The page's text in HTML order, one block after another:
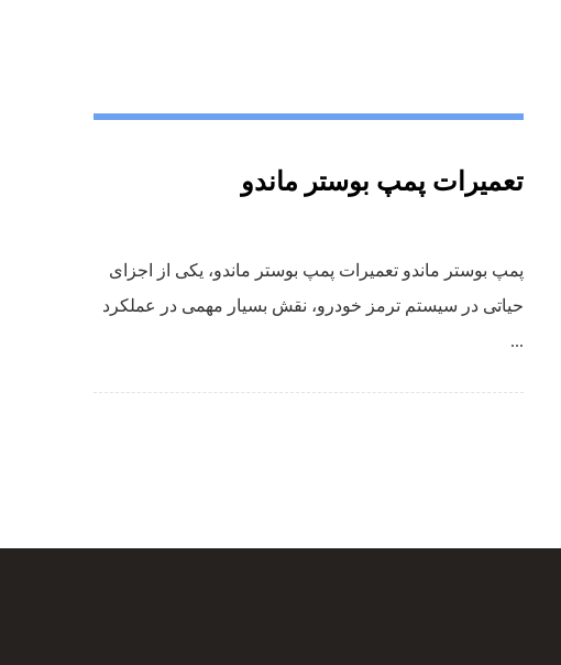
تعمیرات پمپ بوستر ماندو
پمپ بوستر ماندو تعمیرات پمپ بوستر ماندو، یکی از اجزای
حیاتی در سیستم ترمز خودرو، نقش بسیار مهمی در عملکرد
...